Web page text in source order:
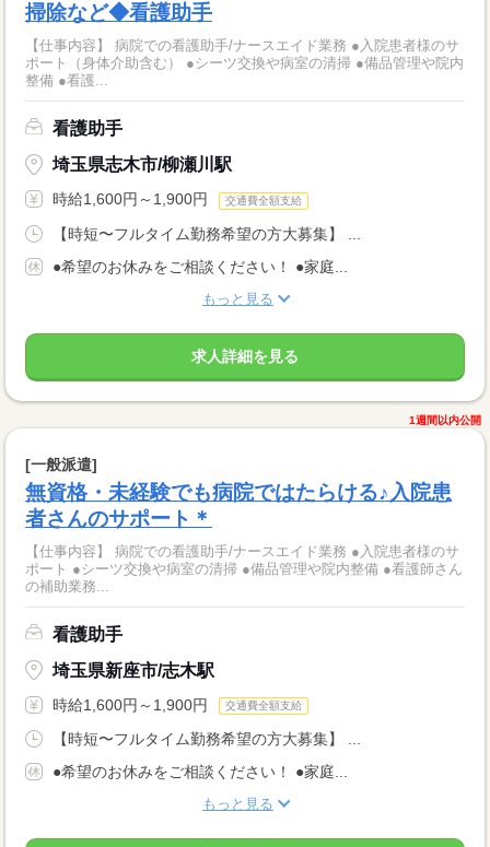
掃除など◆看護助手
【仕事内容】 病院での看護助手/ナースエイド業務 ●入院患者様のサ
ポート（身体介助含む） ●シーツ交換や病室の清掃 ●備品管理や院内
整備 ●看護...
看護助手
埼玉県志木市/柳瀬川駅
時給1,600円～1,900円 交通費全額支給
【時短〜フルタイム勤務希望の方大募集】 ...
●希望のお休みをご相談ください！ ●家庭...
もっと見る
求人詳細を見る
1週間以内公開
[一般派遣]
無資格・未経験でも病院ではたらける♪入院患
者さんのサポート＊
【仕事内容】 病院での看護助手/ナースエイド業務 ●入院患者様のサ
ポート ●シーツ交換や病室の清掃 ●備品管理や院内整備 ●看護師さん
の補助業務...
看護助手
埼玉県新座市/志木駅
時給1,600円～1,900円 交通費全額支給
【時短〜フルタイム勤務希望の方大募集】 ...
●希望のお休みをご相談ください！ ●家庭...
もっと見る